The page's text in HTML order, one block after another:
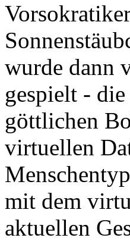
wurde dann
gespielt -
göttlichen
virtuellen
mit dem
aktuellen